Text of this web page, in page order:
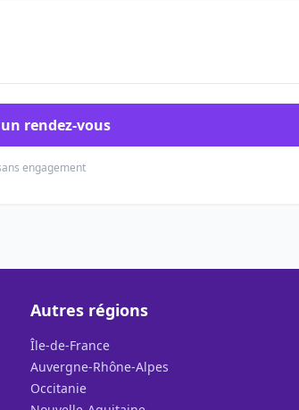
rendez-vous
engagement
Autres régions
Île-de-France
Auvergne-Rhône-Alpes
Occitanie